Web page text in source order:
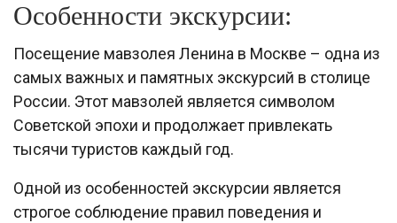
Особенности экскурсии:
Посещение мавзолея Ленина в Москве – одна из
самых важных и памятных экскурсий в столице
России. Этот мавзолей является символом
Советской эпохи и продолжает привлекать
тысячи туристов каждый год.
Одной из особенностей экскурсии является
строгое соблюдение правил поведения и